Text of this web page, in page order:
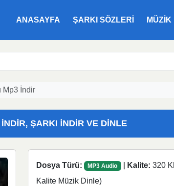
ANASAYFA ŞARKI SÖZLERI MÜZIK
Mp3 İndir
ŞARKI İNDIR VE DINLE
Dosya Türü: MP3 Audio Kalite: 320
Kalite Müzik Dinle)